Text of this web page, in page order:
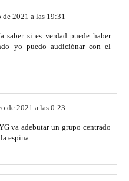
de 2021 a las 19:31
saber si es verdad puede haber
yo puedo audiciónar con el
de 2021 a las 0:23
va adebutar un grupo centrado
espina